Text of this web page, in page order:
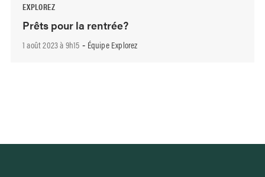
EXPLOREZ
Prêts pour la rentrée?
1 août 2023 à 9h15 - Équipe Explorez